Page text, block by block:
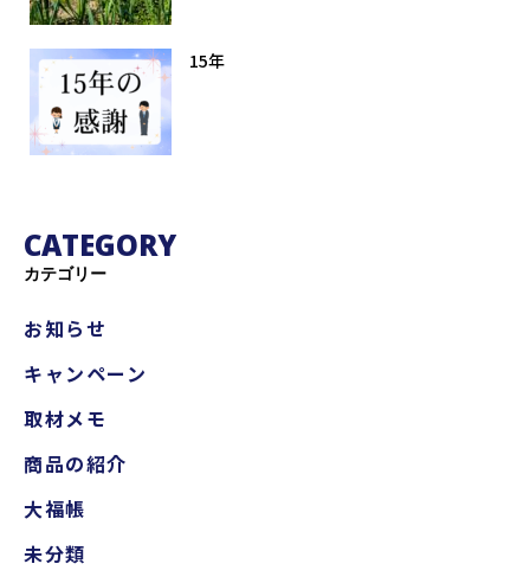
15年
CATEGORY
カテゴリー
お知らせ
キャンペーン
取材メモ
商品の紹介
大福帳
未分類